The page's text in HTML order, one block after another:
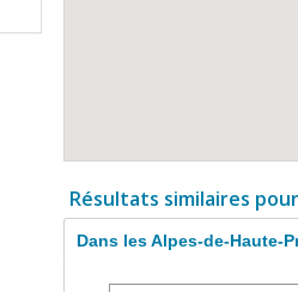
Résultats similaires
Dans les Alpes-de-Haute-